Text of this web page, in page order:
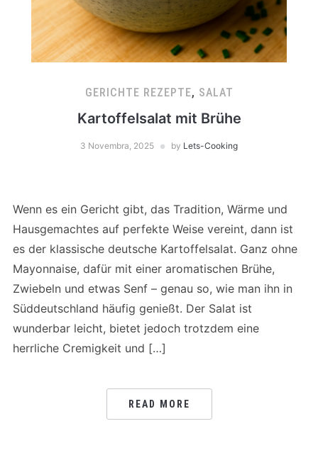
GERICHTE REZEPTE, SALAT
Kartoffelsalat mit Brühe
3 Novembra, 2025 by Lets-Cooking
Wenn es ein Gericht gibt, das Tradition, Wärme und
Hausgemachtes auf perfekte Weise vereint, dann ist
es der klassische deutsche Kartoffelsalat. Ganz ohne
Mayonnaise, dafür mit einer aromatischen Brühe,
Zwiebeln und etwas Senf – genau so, wie man ihn in
Süddeutschland häufig genießt. Der Salat ist
wunderbar leicht, bietet jedoch trotzdem eine
herrliche Cremigkeit und […]
READ MORE